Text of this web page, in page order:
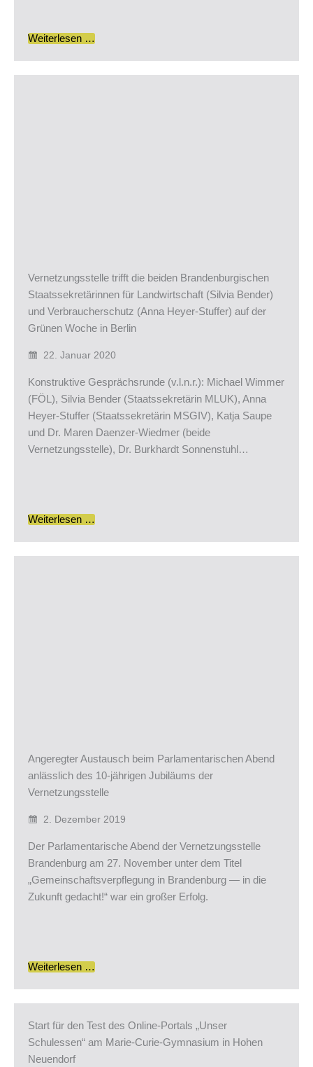
Weiterlesen …
Vernetzungsstelle trifft die beiden Brandenburgischen
Staatssekretärinnen für Landwirtschaft (Silvia Bender)
und Verbraucherschutz (Anna Heyer-Stuffer) auf der
Grünen Woche in Berlin
22. Januar 2020
Konstruktive Gesprächsrunde (v.l.n.r.): Michael Wimmer
(FÖL), Silvia Bender (Staatssekretärin MLUK), Anna
Heyer-Stuffer (Staatssekretärin MSGIV), Katja Saupe
und Dr. Maren Daenzer-Wiedmer (beide
Vernetzungsstelle), Dr. Burkhardt Sonnenstuhl…
Weiterlesen …
Angeregter Austausch beim Parlamentarischen Abend
anlässlich des 10-jährigen Jubiläums der
Vernetzungsstelle
2. Dezember 2019
Der Parlamentarische Abend der Vernetzungs­stelle
Brandenburg am 27. November unter dem Titel
„Gemeinschafts­verpflegung in Brandenburg — in die
Zukunft gedacht!“ war ein großer Erfolg.
Weiterlesen …
Start für den Test des Online-Portals „Unser
Schulessen“ am Marie-Curie-Gymnasium in Hohen
Neuendorf